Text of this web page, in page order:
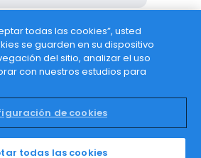
Privacidad
Contacto
reservados, Hilio, 2026.
todas las cookies”, usted
se guarden en su dispositivo
del sitio, analizar el uso
con nuestros estudios para
de cookies
todas las cookies